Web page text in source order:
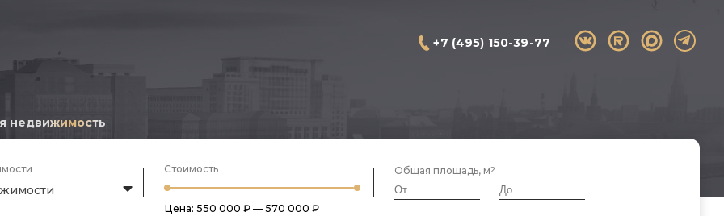
+7 (495) 150-39-77
недвижимость
Стоимость
Цена: 550 000 ₽ —570 000 ₽
Общая площадь, м